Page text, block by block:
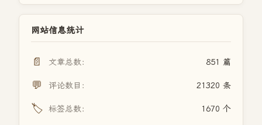
网站信息统计
📄 文章总数： 851 篇
💬 评论数目： 21320 条
🏷️ 标签总数： 1670 个